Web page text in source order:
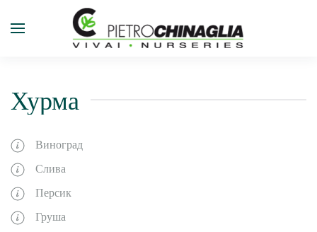
Перейти к содержимому
Хурма
Виноград
Слива
Персик
Груша